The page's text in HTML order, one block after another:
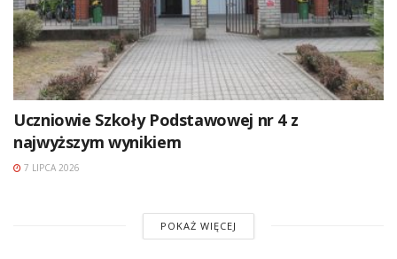
Uczniowie Szkoły Podstawowej nr 4 z
najwyższym wynikiem
7 LIPCA 2026
POKAŻ WIĘCEJ